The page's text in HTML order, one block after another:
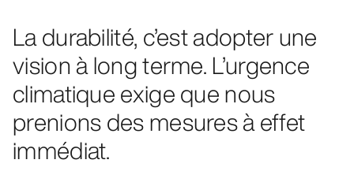
La durabilité, c’est adopter une
vision à long terme. L’urgence
climatique exige que nous
prenions des mesures à effet
immédiat.